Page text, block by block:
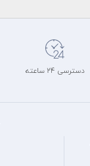
دسترسی 24 ساعته